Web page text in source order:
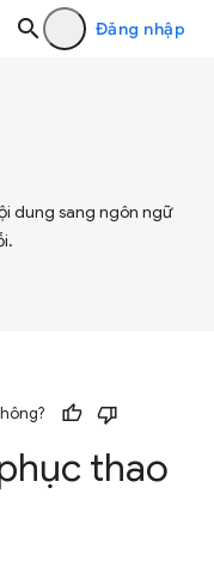
Đăng nhập
dung sang ngôn ngữ
thao